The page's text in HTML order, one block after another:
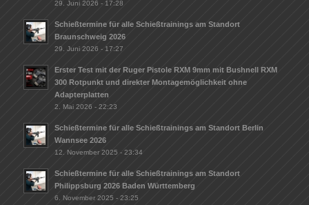
29. Juni 2026 - 17:28
Schießtermine für alle Schießtrainings am Standort
Braunschweig 2026
29. Juni 2026 - 17:27
Erster Test mit der Ruger Pistole RXM 9mm mit Bushnell RXM
300 Rotpunkt und direkter Montagemöglichkeit ohne
Adapterplatten
2. Mai 2026 - 22:23
Schießtermine für alle Schießtrainings am Standort Berlin
Wannsee 2026
12. November 2025 - 23:34
Schießtermine für alle Schießtrainings am Standort
Philippsburg 2026 Baden Württemberg
6. November 2025 - 23:25